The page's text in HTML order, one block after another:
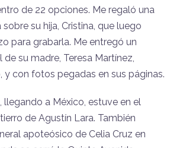
de 22 opciones. Me regaló una
su hija, Cristina, que luego
para grabarla. Me entregó un
de su madre, Teresa Martínez,
y con fotos pegadas en sus páginas.
llegando a México, estuve en el
de Agustín Lara. También
apoteósico de Celia Cruz en